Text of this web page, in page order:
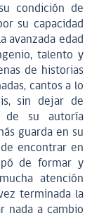
condición de
su capacidad
avanzada edad
talento y
de historias
cantos a lo
sin dejar de
de su autoría
guarda en su
encontrar en
de formar y
atención
terminada la
nada a cambio